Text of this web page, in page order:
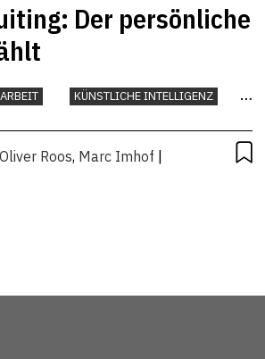
Der persönliche
ARBEIT
KÜNSTLICHE INTELLIGENZ
Oliver Roos, Marc Imhof